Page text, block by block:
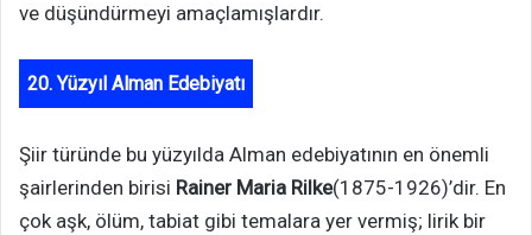
ve düşündürmeyi amaçlamışlardır.
20. Yüzyıl Alman Edebiyatı
Şiir türünde bu yüzyılda Alman edebiyatının en önemli
şairlerinden birisi Rainer Maria Rilke(1875-1926)’dir. En
çok aşk, ölüm, tabiat gibi temalara yer vermiş; lirik bir